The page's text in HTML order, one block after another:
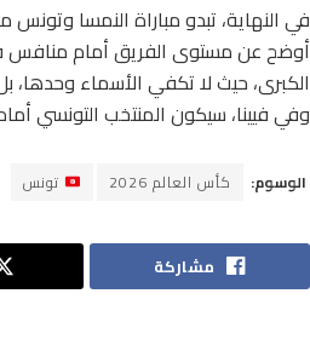
في النهاية، تبدو مباراة النمسا
أوضح عن مستوى الفريق أمام منافس
الكبرى، حيث لا تكفي الأسماء وحدها،
وفي فيينا، سيكون المنتخب التونسي
الوسوم: كأس العالم 2026 تونس
مشاركة